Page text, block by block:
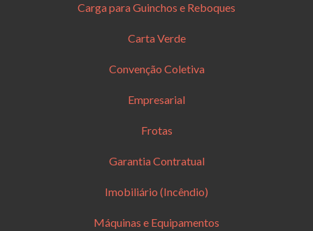
Carga para Guinchos e Reboques
Carta Verde
Convenção Coletiva
Empresarial
Frotas
Garantia Contratual
Imobiliário (Incêndio)
Máquinas e Equipamentos